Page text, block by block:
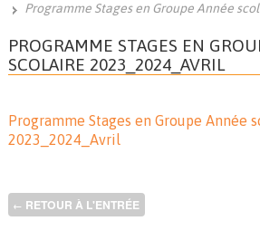
Programme Stages en Groupe Année
PROGRAMME STAGES EN
SCOLAIRE 2023_2024_AVRIL
Programme Stages en Groupe Année
2023_2024_Avril
← RETOUR À L'ENTRÉE